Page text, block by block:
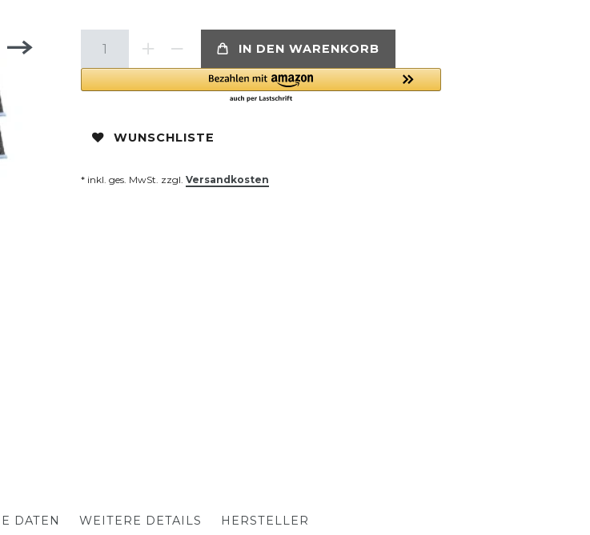
IN DEN WARENKORB
WUNSCHLISTE
* inkl. ges. MwSt. zzgl. Versandkosten
DATEN WEITERE DETAILS HERSTELLER